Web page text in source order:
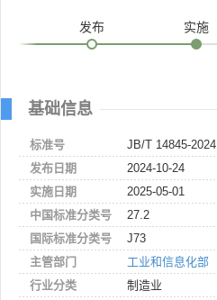
发布 实施
基础信息
标准号
JB/T 14845-2024
发布日期
2024-10-24
实施日期
2025-05-01
中国标准分类号
27.2
国际标准分类号
J73
主管部门
工业和信息化部
行业分类
制造业